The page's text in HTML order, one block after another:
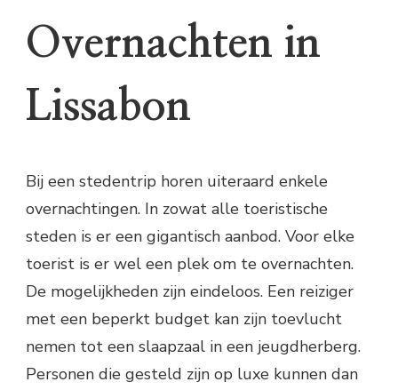
Overnachten in
Lissabon
Bij een stedentrip horen uiteraard enkele
overnachtingen. In zowat alle toeristische
steden is er een gigantisch aanbod. Voor elke
toerist is er wel een plek om te overnachten.
De mogelijkheden zijn eindeloos. Een reiziger
met een beperkt budget kan zijn toevlucht
nemen tot een slaapzaal in een jeugdherberg.
Personen die gesteld zijn op luxe kunnen dan